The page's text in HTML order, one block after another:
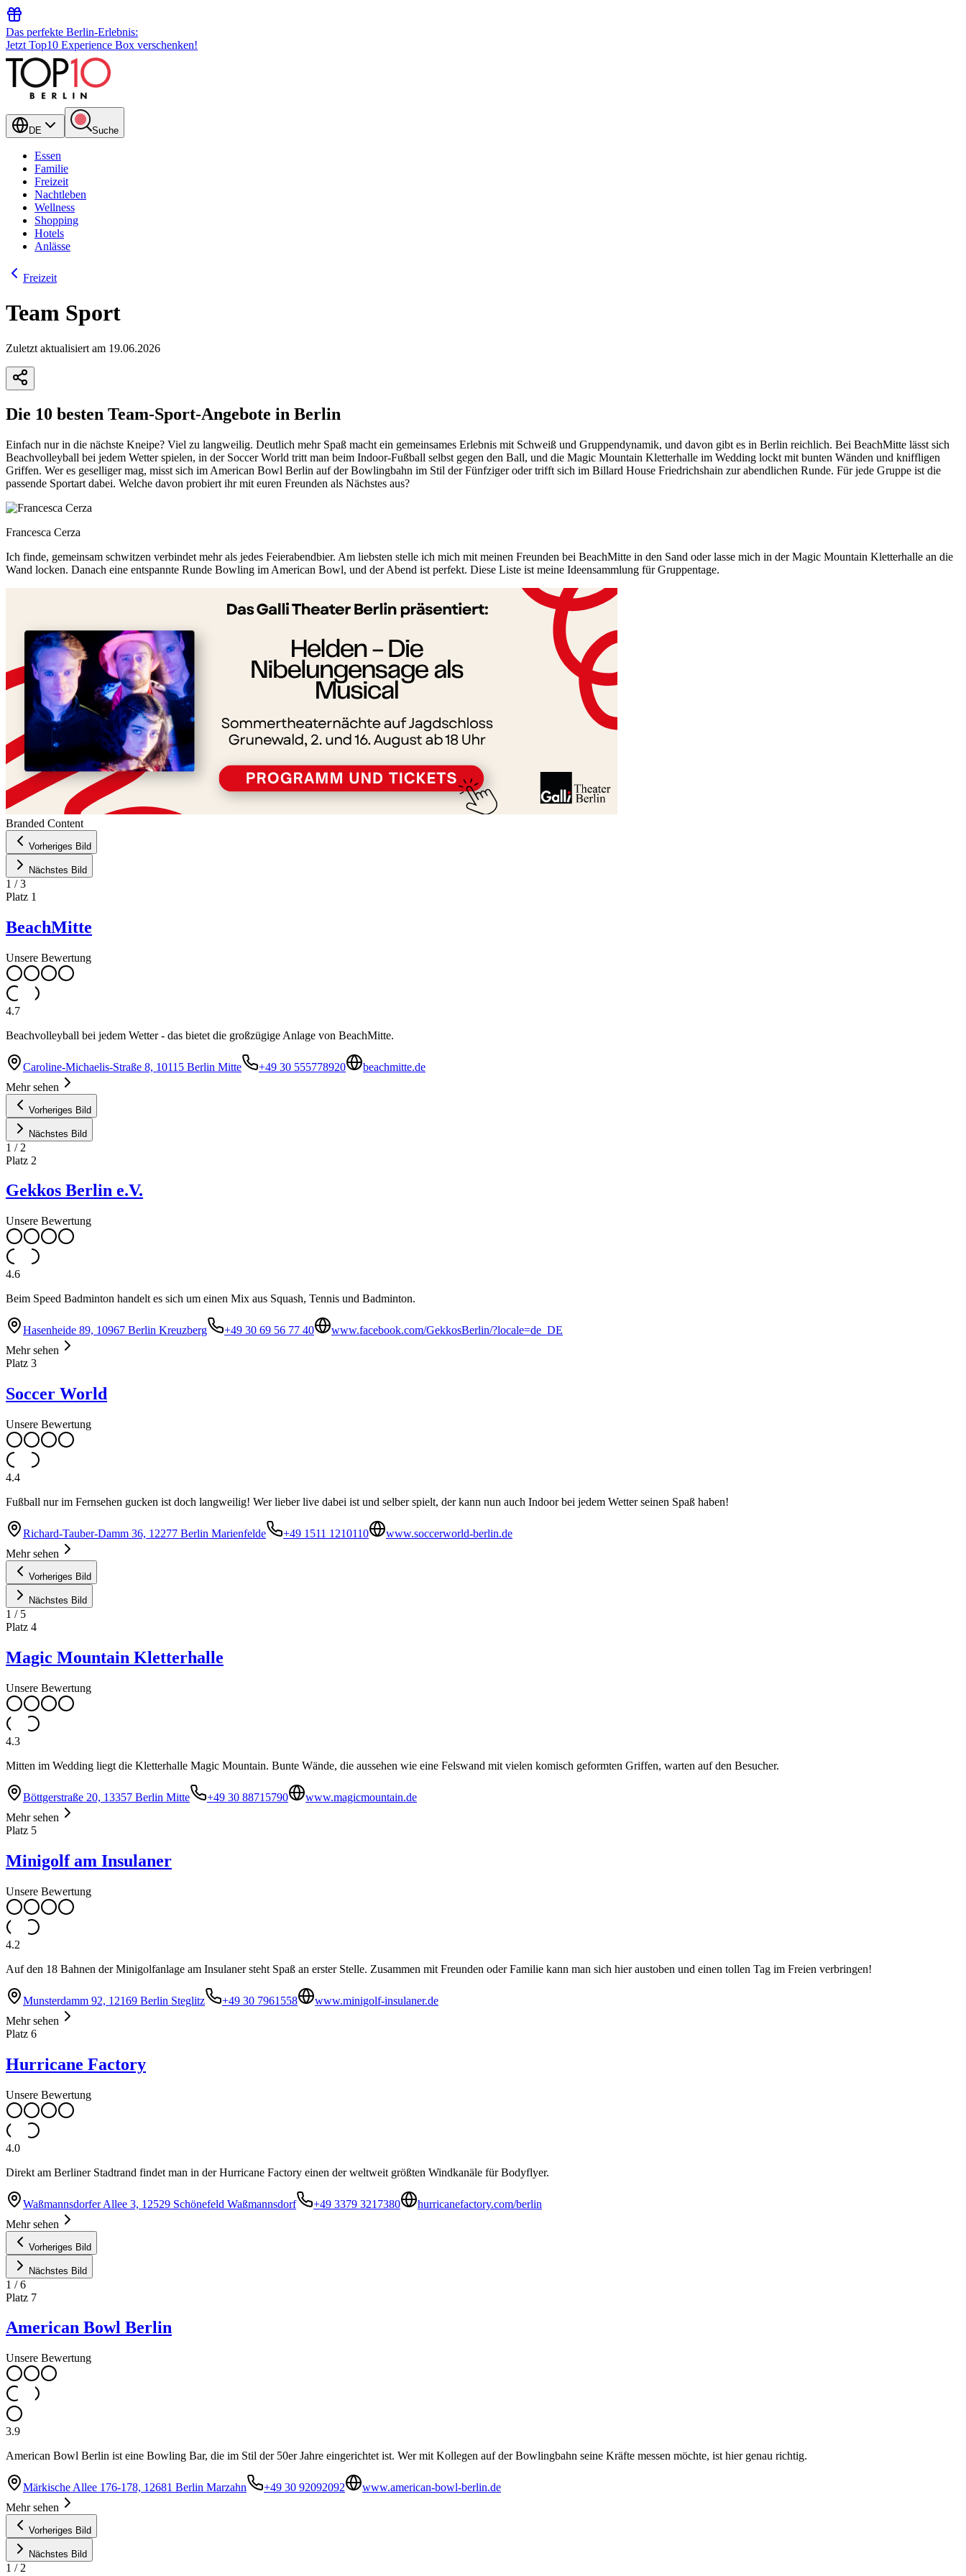
Das perfekte Berlin-Erlebnis:
Jetzt Top10 Experience Box verschenken!
DE Suche
Essen
Familie
Freizeit
Nachtleben
Wellness
Shopping
Hotels
Anlässe
Freizeit
Team Sport
Zuletzt aktualisiert am 19.06.2026
Die 10 besten Team-Sport-Angebote in Berlin
Einfach nur in die nächste Kneipe? Viel zu langweilig. Deutlich mehr Spaß macht ein gemeinsames Erlebnis mit Schweiß und Gruppendynamik, und davon gibt es in Berlin reichlich. Bei BeachMitte lässt sich
Beachvolleyball bei jedem Wetter spielen, in der Soccer World tritt man beim Indoor-Fußball selbst gegen den Ball, und die Magic Mountain Kletterhalle im Wedding lockt mit bunten Wänden und kniffligen
Griffen. Wer es geselliger mag, misst sich im American Bowl Berlin auf der Bowlingbahn im Stil der Fünfziger oder trifft sich im Billard House Friedrichshain zur abendlichen Runde. Für jede Gruppe ist die
passende Sportart dabei. Welche davon probiert ihr mit euren Freunden als Nächstes aus?
Francesca Cerza
Ich finde, gemeinsam schwitzen verbindet mehr als jedes Feierabendbier. Am liebsten stelle ich mich mit meinen Freunden bei BeachMitte in den Sand oder lasse mich in der Magic Mountain Kletterhalle an die
Wand locken. Danach eine entspannte Runde Bowling im American Bowl, und der Abend ist perfekt. Diese Liste ist meine Ideensammlung für Gruppentage.
−
Branded Content
Vorheriges Bild
Nächstes Bild
1 /3
Platz 1
BeachMitte
Unsere Bewertung
4.7
Beachvolleyball bei jedem Wetter - das bietet die großzügige Anlage von BeachMitte.
Caroline-Michaelis-Straße 8, 10115 Berlin Mitte +49 30 555778920
beachmitte.de
Mehr sehen
Vorheriges Bild
Nächstes Bild
1 / 2
Platz 2
Gekkos Berlin e.V.
Unsere Bewertung
4.6
Beim Speed Badminton handelt es sich um einen Mix aus Squash, Tennis und Badminton.
Hasenheide 89, 10967 Berlin Kreuzberg +49 30 69 56 77 40
www.facebook.com/GekkosBerlin/?locale=de_DE
Mehr sehen
Platz 3
Soccer World
Unsere Bewertung
4.4
Fußball nur im Fernsehen gucken ist doch langweilig! Wer lieber live dabei ist und selber spielt, der kann nun auch Indoor bei jedem Wetter seinen Spaß haben!
Richard-Tauber-Damm 36, 12277 Berlin Marienfelde +49 1511 1210110
www.soccerworld-berlin.de
Mehr sehen
Vorheriges Bild
Nächstes Bild
1 / 5
Platz 4
Magic Mountain Kletterhalle
Unsere Bewertung
4.3
Mitten im Wedding liegt die Kletterhalle Magic Mountain. Bunte Wände, die aussehen wie eine Felswand mit vielen komisch geformten Griffen, warten auf den Besucher.
Böttgerstraße 20, 13357 Berlin Mitte +49 30 88715790
www.magicmountain.de
Mehr sehen
Platz 5
Minigolf am Insulaner
Unsere Bewertung
4.2
Auf den 18 Bahnen der Minigolfanlage am Insulaner steht Spaß an erster Stelle. Zusammen mit Freunden oder Familie kann man sich hier austoben und einen tollen Tag im Freien verbringen!
Munsterdamm 92, 12169 Berlin Steglitz +49 30 7961558
www.minigolf-insulaner.de
Mehr sehen
Platz 6
Hurricane Factory
Unsere Bewertung
4.0
Direkt am Berliner Stadtrand findet man in der Hurricane Factory einen der weltweit größten Windkanäle für Bodyflyer.
Waßmannsdorfer Allee 3, 12529 Schönefeld Waßmannsdorf +49 3379 3217380
hurricanefactory.com/berlin
Mehr sehen
Vorheriges Bild
Nächstes Bild
1 /6
Platz 7
American Bowl Berlin
Unsere Bewertung
3.9
American Bowl Berlin ist eine Bowling Bar, die im Stil der 50er Jahre eingerichtet ist. Wer mit Kollegen auf der Bowlingbahn seine Kräfte messen möchte, ist hier genau richtig.
Märkische Allee 176-178, 12681 Berlin Marzahn +49 30 92092092
www.american-bowl-berlin.de
Mehr sehen
Vorheriges Bild
Nächstes Bild
1 / 2